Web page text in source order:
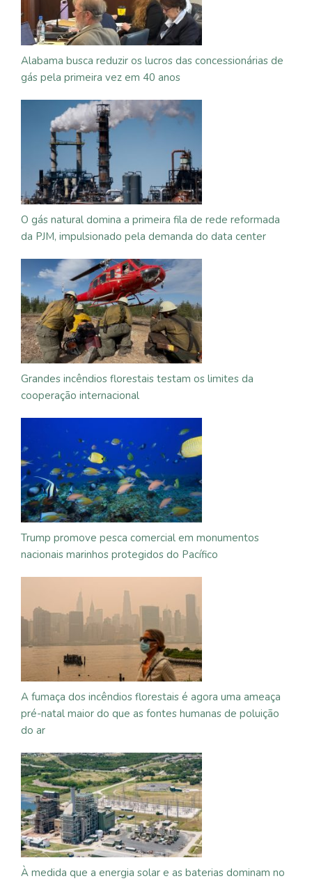
Alabama busca reduzir os lucros das concessionárias de
gás pela primeira vez em 40 anos
O gás natural domina a primeira fila de rede reformada
da PJM, impulsionado pela demanda do data center
Grandes incêndios florestais testam os limites da
cooperação internacional
Trump promove pesca comercial em monumentos
nacionais marinhos protegidos do Pacífico
A fumaça dos incêndios florestais é agora uma ameaça
pré-natal maior do que as fontes humanas de poluição
do ar
À medida que a energia solar e as baterias dominam no